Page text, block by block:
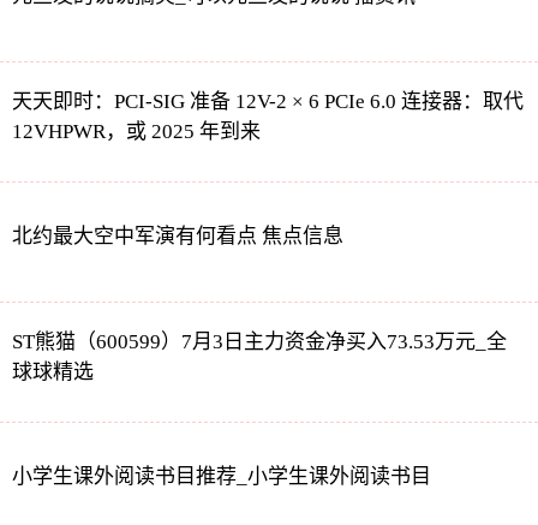
天天即时：PCI-SIG 准备 12V-2 × 6 PCIe 6.0 连接器：取代
12VHPWR，或 2025 年到来
北约最大空中军演有何看点 焦点信息
ST熊猫（600599）7月3日主力资金净买入73.53万元_全
球球精选
小学生课外阅读书目推荐_小学生课外阅读书目